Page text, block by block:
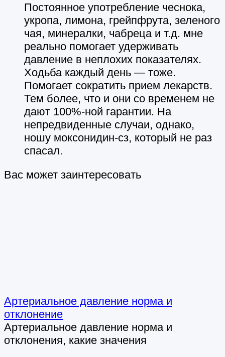
Постоянное употребление чеснока,
укропа, лимона, грейпфрута, зеленого
чая, минералки, чабреца и т.д. мне
реально помогает удерживать
давление в неплохих показателях.
Ходьба каждый день — тоже.
Помогает сократить прием лекарств.
Тем более, что и они со временем не
дают 100%-ной гарантии. На
непредвиденные случаи, однако,
ношу моксонидин-сз, который не раз
спасал.
Вас может заинтересовать
Артериальное давление норма и
отклонение
Артериальное давление норма и
отклонения, какие значения